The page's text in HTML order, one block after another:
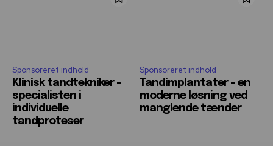
Sponsoreret indhold
Klinisk tandtekniker –
specialisten i
individuelle
tandproteser
Sponsoreret indhold
Tandimplantater – en
moderne løsning ved
manglende tænder